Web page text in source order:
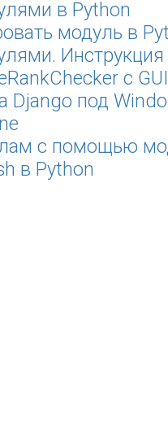
в Python
модуль в
с
Django под
с помощью
в Python